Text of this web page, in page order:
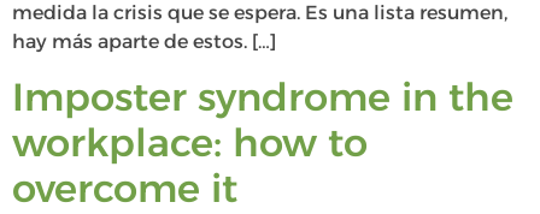
medida la crisis que se espera. Es una lista resumen,
hay más aparte de estos. […]
Imposter syndrome in the
workplace: how to
overcome it